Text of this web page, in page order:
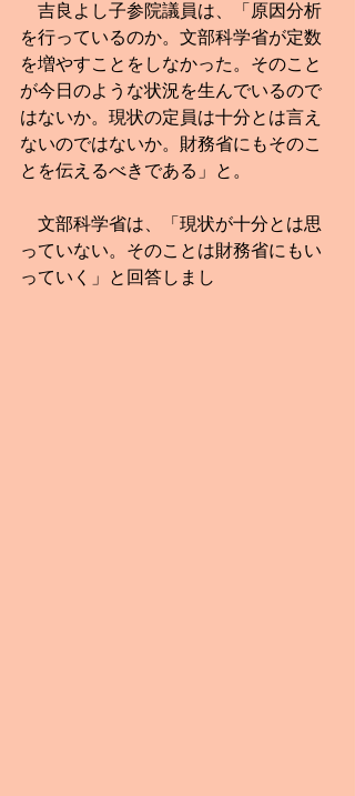
吉良よし子参院議員は、「原因分析
を行っているのか。文部科学省が定数
を増やすことをしなかった。そのこと
が今日のような状況を生んでいるので
はないか。現状の定員は十分とは言え
ないのではないか。財務省にもそのこ
とを伝えるべきである」と。
文部科学省は、「現状が十分とは思
っていない。そのことは財務省にもい
っていく」と回答しまし